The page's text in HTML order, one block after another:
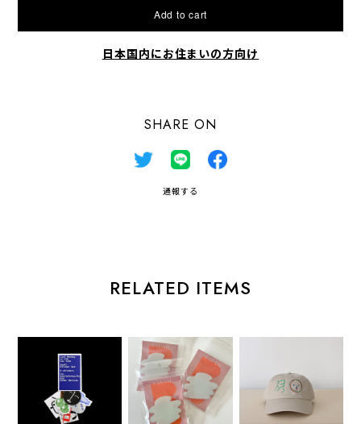
Add to cart
日本国内にお住まいの方向け
SHARE ON
通報する
RELATED ITEMS